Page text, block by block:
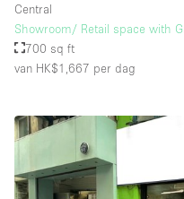
Central
Showroom/ Retail space with
700 sq ft
van HK$1,667 per dag